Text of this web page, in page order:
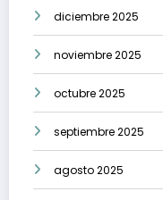
diciembre 2025
noviembre 2025
octubre 2025
septiembre 2025
agosto 2025